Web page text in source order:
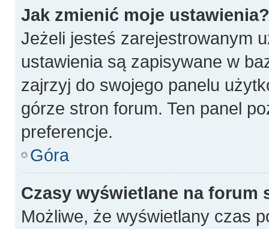
Jak zmienić moje ustawienia?
Jeżeli jesteś zarejestrowanym
ustawienia są zapisywane w
zajrzyj do swojego panelu
górze stron forum. Ten panel
preferencje.
Góra
Czasy wyświetlane na forum
Możliwe, że wyświetlany czas